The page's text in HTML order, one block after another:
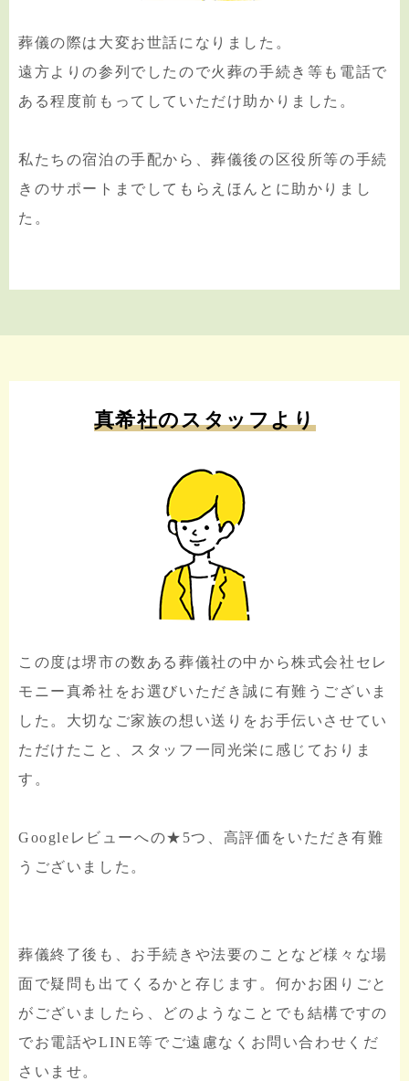
葬儀の際は大変お世話になりました。
遠方よりの参列でしたので火葬の手続き等も電話で
ある程度前もってしていただけ助かりました。
私たちの宿泊の手配から、葬儀後の区役所等の手続
きのサポートまでしてもらえほんとに助かりまし
た。
真希社のスタッフより
この度は堺市の数ある葬儀社の中から株式会社セレ
モニー真希社をお選びいただき誠に有難うございま
した。大切なご家族の想い送りをお手伝いさせてい
ただけたこと、スタッフ一同光栄に感じておりま
す。
Googleレビューへの★5つ、高評価をいただき有難
うございました。
葬儀終了後も、お手続きや法要のことなど様々な場
面で疑問も出てくるかと存じます。何かお困りごと
がございましたら、どのようなことでも結構ですの
でお電話やLINE等でご遠慮なくお問い合わせくだ
さいませ。